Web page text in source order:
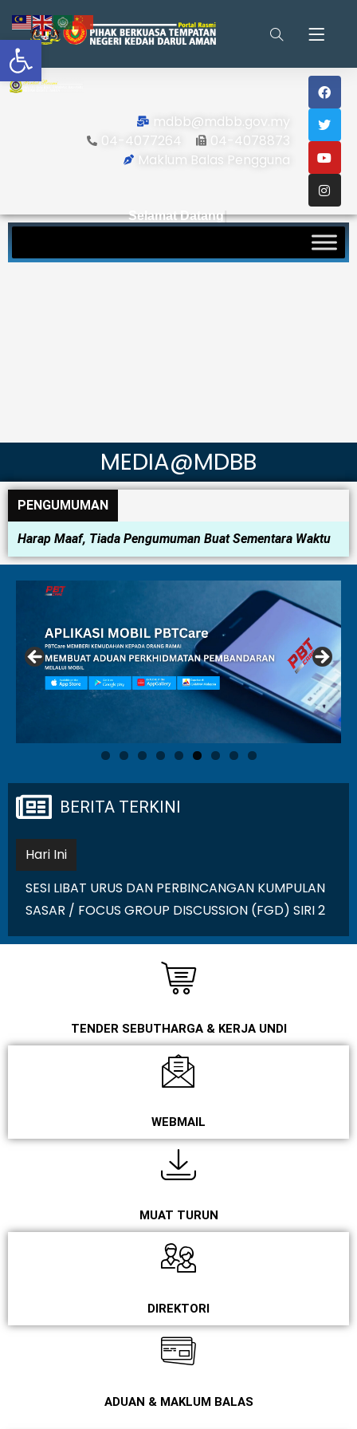
Open toolbar
mdbb@mdbb.gov.my
04-4077264
04-4078873
Maklum Balas Pengguna
MEDIA@MDBB
PENGUMUMAN
Harap Maaf, Tiada Pengumuman Buat Sementara Waktu
BERITA TERKINI
Hari Ini
SESI LIBAT URUS DAN PERBINCANGAN KUMPULAN
SASAR / FOCUS GROUP DISCUSSION (FGD) SIRI 2
TENDER SEBUTHARGA & KERJA UNDI
WEBMAIL
MUAT TURUN
DIREKTORI
ADUAN & MAKLUM BALAS